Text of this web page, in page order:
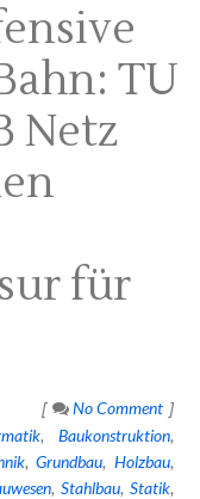
TU
Netz
für
No Comment
Baukonstruktion
Grundbau Holzbau
Stahlbau Statik